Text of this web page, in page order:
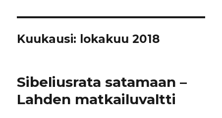
Kuukausi: lokakuu 2018
Sibeliusrata satamaan –
Lahden matkailuvaltti